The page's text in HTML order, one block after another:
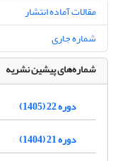
مقالات آماده انتشار
شماره جاری
شماره‌های پیشین نشریه
دوره 22 (1405)
دوره 21 (1404)